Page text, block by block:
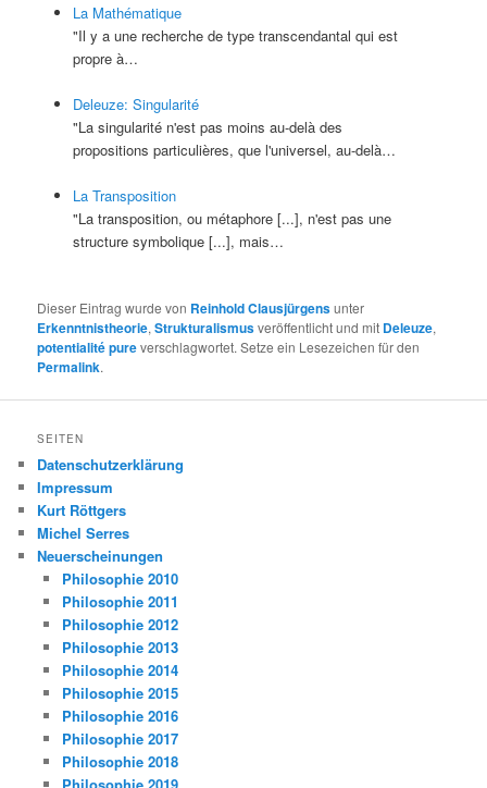
La Mathématique
"Il y a une recherche de type transcendantal qui est
propre à…
Deleuze: Singularité
"La singularité n'est pas moins au-delà des
propositions particulières, que l'universel, au-delà…
La Transposition
"La transposition, ou métaphore [...], n'est pas une
structure symbolique [...], mais…
Dieser Eintrag wurde von Reinhold Clausjürgensunter
Erkenntnistheorie,Strukturalismusveröffentlicht und mit Deleuze,
potentialité pureverschlagwortet. Setze ein Lesezeichen für den
Permalink.
SEITEN
Datenschutzerklärung
Impressum
Kurt Röttgers
Michel Serres
Neuerscheinungen
Philosophie 2010
Philosophie 2011
Philosophie 2012
Philosophie 2013
Philosophie 2014
Philosophie 2015
Philosophie 2016
Philosophie 2017
Philosophie 2018
Philosophie 2019